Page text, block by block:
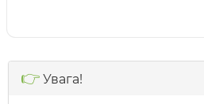
👉 Увага!